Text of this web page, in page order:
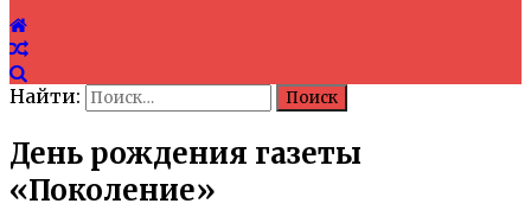
Найти:
День рождения газеты
«Поколение»